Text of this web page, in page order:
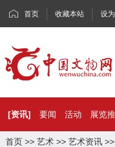
首页 收藏本站 设
[资讯] 要闻 活动 展览
首页 >> 艺术 >> 艺术资讯 >>